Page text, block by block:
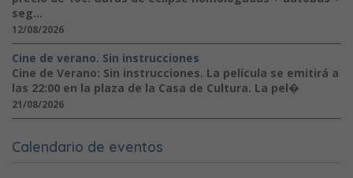
seg...
12/08/2026
Cine de verano. Sin instrucciones
Cine de Verano: Sin instrucciones. La película se emitirá a
las 22:00 en la plaza de la Casa de Cultura. La pel�
21/08/2026
Calendario de eventos